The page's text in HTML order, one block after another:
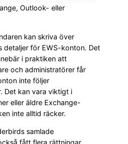
Outlook- eller
kan skriva över
detaljer för EWS-konton. Det
i praktiken att
och administratörer får
inte följer
Det kan vara viktigt i
eller äldre Exchange-
inte alltid räcker.
samlade